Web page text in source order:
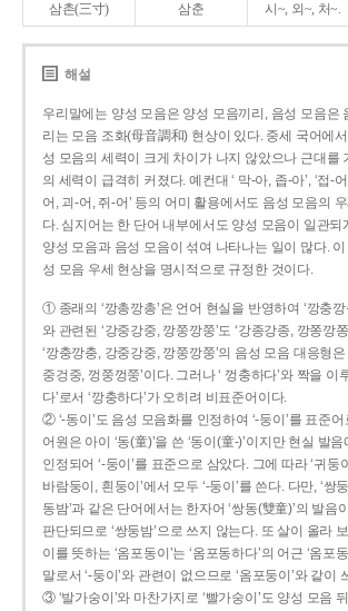
삼촌(三寸) 삼춘 시~, 외~, 처~.
해설
우리말에는 양성 모음은 양성 모음끼리, 음성 모음은
리는 모음 조화(母音調和) 현상이 있다. 중세 국어에
성 모음의 세력이 크게 차이가 나지 않았으나 근대를
의 세력이 급격히 커졌다. 예컨대 ‘ 막-아, 좁-아’, ‘접-
어, 괴-어, 쥐-어’ 등의 어미 활용에서도 음성 모음의
다. 심지어는 한 단어 내부에서도 양성 모음이 일관되
양성 모음과 음성 모음이 섞여 나타나는 일이 많다.
성 모음 우세 현상을 명시적으로 규정한 것이다.
① 종래의 ‘깡총깡총’은 언어 현실을 반영하여 ‘깡충깡
와 관련된 ‘강중강중, 깡쭝깡쭝’도 ‘강종강종, 깡쫑깡
‘깡충깡충, 강중강중, 깡쭝깡쭝’의 음성 모음 대응형
중겅중, 껑쭝껑쭝’이다. 그러나 ‘ 껑충하다’와 짝을 이
다’로서 ‘깡충하다’가 오히려 비표준어이다.
② ‘-동이’도 음성 모음화를 인정하여 ‘-둥이’를 표준어
어원은 아이 ‘동(童)’을 쓴 ‘동이(童-)’이지만 현실 발
인정되어 ‘-둥이’를 표준으로 삼았다. 그에 따라 ‘귀둥
바람둥이, 흰둥이’에서 모두 ‘-둥이’를 쓴다. 다만, ‘쌍
동밤’과 같은 단어에서는 한자어 ‘쌍동(雙童)’의 발음
판단되므로 ‘쌍둥밤’으로 쓰지 않는다. 또 살이 올라
이를 뜻하는 ‘옴포동이’는 ‘옴포동하다’의 어근 ‘옴포
말로서 ‘-둥이’와 관련이 없으므로 ‘옴포둥이’와 같이
③ ‘발가숭이’와 마찬가지로 ‘빨가숭이’도 양성 모음